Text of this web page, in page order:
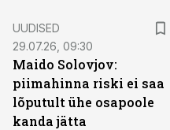
UUDISED
29.07.26, 09:30
Maido Solovjov:
piimahinna riski ei saa
lõputult ühe osapoole
kanda jätta